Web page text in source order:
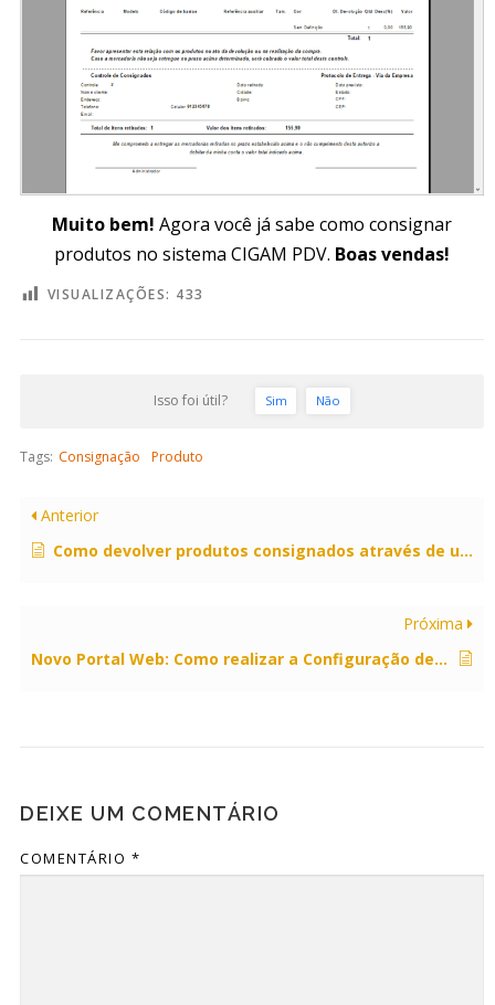
Muito bem! Agora você já sabe como consignar
produtos no sistema CIGAM PDV. Boas vendas!
VISUALIZAÇÕES: 433
Isso foi útil? Sim Não
Tags: Consignação Produto
Anterior
Como devolver produtos consignados através de um arquivo .csv?
Próxima
Novo Portal Web: Como realizar a Configuração de Estoque mínimo e máximo do Centro de Distribuição (CD)?
DEIXE UM COMENTÁRIO
COMENTÁRIO *